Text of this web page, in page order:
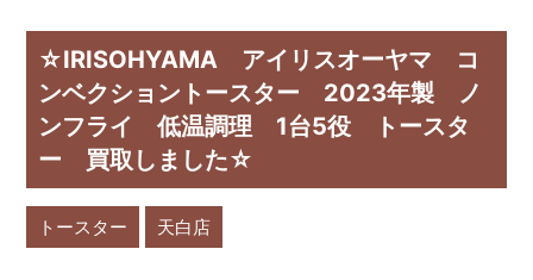
☆IRISOHYAMA アイリスオーヤマ コ
ンベクショントースター 2023年製 ノ
ンフライ 低温調理 1台5役 トースタ
ー 買取しました☆
トースター 天白店